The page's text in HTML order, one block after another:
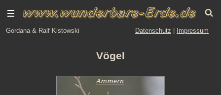
Gordana & Ralf Kistowski Datenschutz Impressum
Vögel